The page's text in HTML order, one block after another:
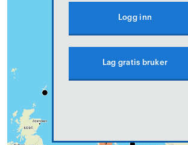
Logg inn
Lag gratis bruker